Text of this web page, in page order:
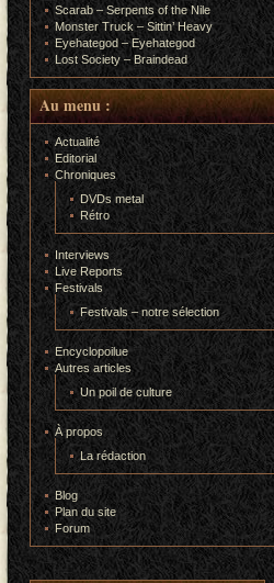
Scarab – Serpents of the Nile
Monster Truck – Sittin’ Heavy
Eyehategod – Eyehategod
Lost Society – Braindead
Au menu :
Actualité
Editorial
Chroniques
DVDs metal
Rétro
Interviews
Live Reports
Festivals
Festivals – notre sélection
Encyclopoilue
Autres articles
Un poil de culture
À propos
La rédaction
Blog
Plan du site
Forum